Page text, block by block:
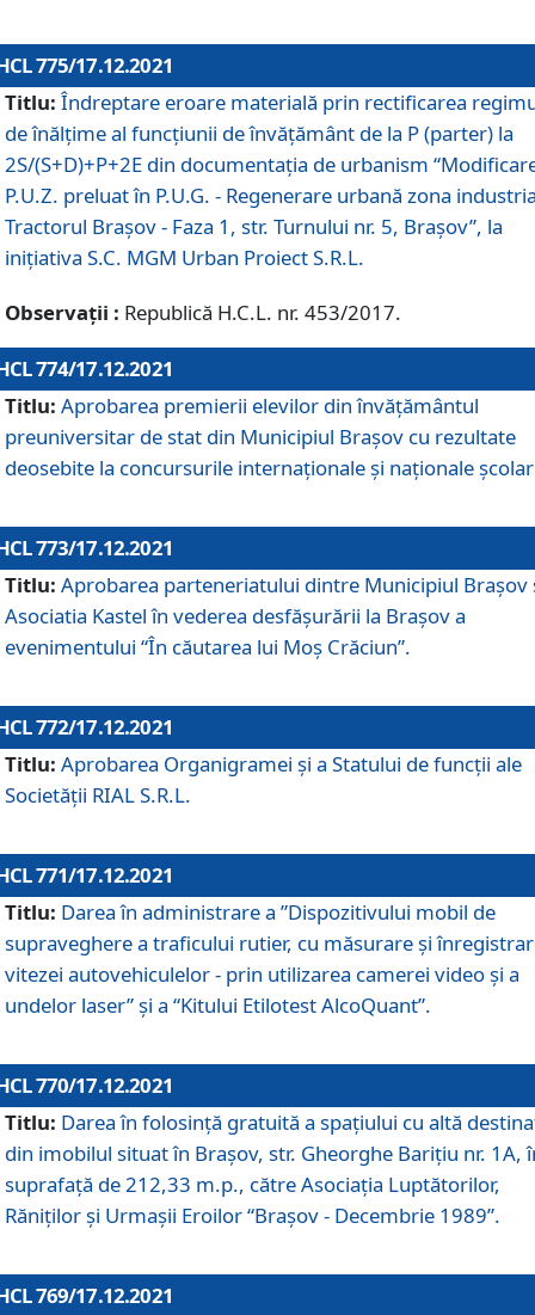
775/17.12.2021
Titlu: Îndreptare eroare materială prin rectificarea
de înălţime al funcţiunii de învăţământ de la P (parter) la
2S/(S+D)+P+2E din documentaţia de urbanism
P.U.Z. preluat în P.U.G. - Regenerare urbană zona
Tractorul Braşov - Faza 1, str. Turnului nr. 5, Braşov”, la
iniţiativa S.C. MGM Urban Proiect S.R.L.
Observații : Republică H.C.L. nr. 453/2017.
774/17.12.2021
Titlu: Aprobarea premierii elevilor din învățământul
preuniversitar de stat din Municipiul Brașov cu rezultate
deosebite la concursurile internaționale și naționale
773/17.12.2021
Titlu: Aprobarea parteneriatului dintre Municipiul Brașov
Asociatia Kastel în vederea desfăşurării la Brașov a
evenimentului “În căutarea lui Moș Crăciun”.
772/17.12.2021
Titlu: Aprobarea Organigramei şi a Statului de funcţii ale
Societăţii RIAL S.R.L.
771/17.12.2021
Titlu: Darea în administrare a ”Dispozitivului mobil de
supraveghere a traficului rutier, cu măsurare și
vitezei autovehiculelor - prin utilizarea camerei video și a
undelor laser” și a “Kitului Etilotest AlcoQuant”.
770/17.12.2021
Titlu: Darea în folosinţă gratuită a spaţiului cu altă
din imobilul situat în Braşov, str. Gheorghe Bariţiu nr. 1A,
suprafaţă de 212,33 m.p., către Asociaţia Luptătorilor,
Răniţilor şi Urmaşii Eroilor “Braşov - Decembrie 1989”.
769/17.12.2021